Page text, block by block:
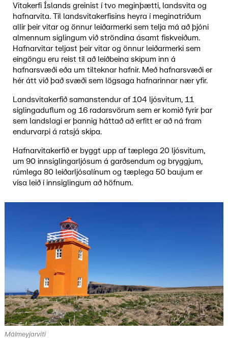
Vitakerfi Íslands greinist í tvo meginþætti, landsvita og
hafnarvita. Til landsvitakerfisins heyra í meginatriðum
allir þeir vitar og önnur leiðarmerki sem telja má að þjóni
almennum siglingum við ströndina ásamt fiskveiðum.
Hafnarvitar teljast þeir vitar og önnur leiðarmerki sem
eingöngu eru reist til að leiðbeina skipum inn á
hafnarsvæði eða um tilteknar hafnir. Með hafnarsvæði er
hér átt við það svæði sem lögsaga hafnarinnar nær yfir.
Landsvitakerfið samanstendur af 104 ljósvitum, 11
siglingaduflum og 16 radarsvörum sem er komið fyrir þar
sem landslagi er þannig háttað að erfitt er að ná fram
endurvarpi á ratsjá skipa.
Hafnarvitakerfið er byggt upp af tæplega 20 ljósvitum,
um 90 innsiglingarljósum á garðsendum og bryggjum,
rúmlega 80 leiðarljósalínum og tæplega 50 baujum er
vísa leið í innsiglingum að höfnum.
Málmeyjarviti